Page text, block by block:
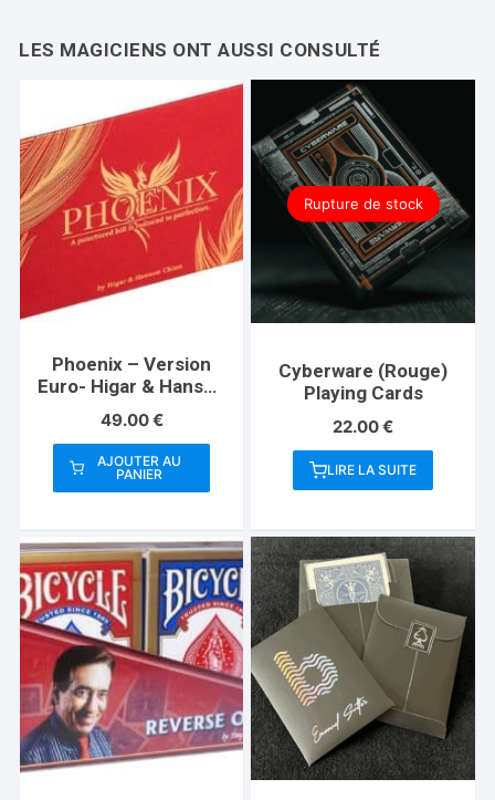
Phoenix – Version
Euro- Higar & Hanson
Chien
49.00€
AJOUTER AU
PANIER
Rupture de stock
Cyberware (Rouge)
Playing Cards
22.00€
LIRE LA SUITE